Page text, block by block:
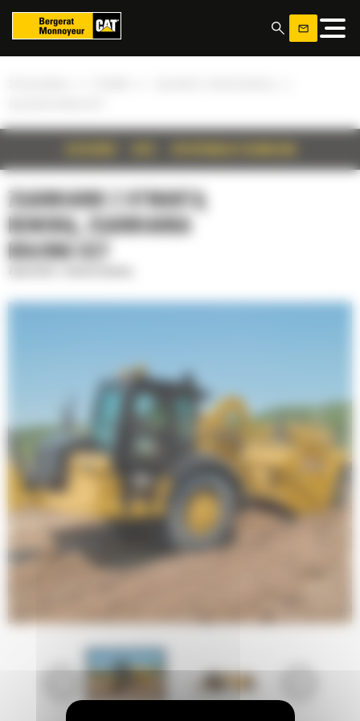
ZGARNIARKI Z OTWARTĄ
KOMORĄ, ZGARNIARKA
KOŁOWA 627
Panel zarządzania plikami cookies